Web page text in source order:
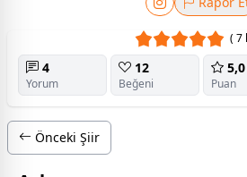
( 7
4
Yorum
12
Beğeni
5,0
Puan
Önceki Şiir